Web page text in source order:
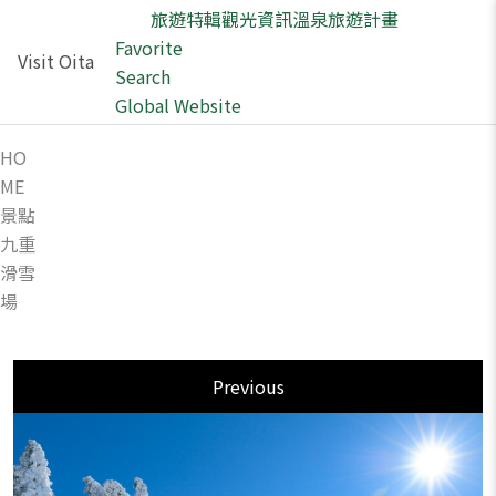
Visit Oita
旅遊特輯觀光資訊溫泉旅遊計畫
Favorite
Search
Global Website
HO
ME
景點
九重
滑雪
場
Previous